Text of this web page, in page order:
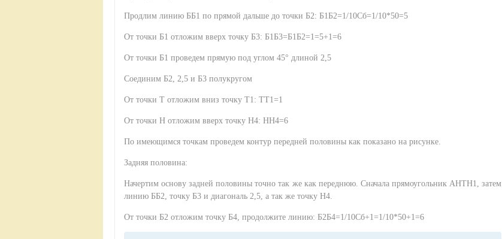
Продлим линию ББ1 по прямой дальше до точки Б2: Б1Б2=1/10Сб=1/10*50=5
От точки Б1 отложим вверх точку Б3: Б1Б3=Б1Б2=1=5+1=6
От точки Б1 проведем прямую под углом 45° длиной 2,5
Соединим Б2, 2,5 и Б3 полукругом
От точки Т отложим вниз точку Т1: ТТ1=1
От точки Н отложим вверх точку Н4: НН4=6
По имеющимся точкам проведем контур передней половины как показано на рисунке.
Задняя половина:
Начертим основу задней половины точно так же как переднюю. Сначала прямоугольник АНТН1, затем
линию ББ2, точку Б3 и диагональ 2,5, а так же точку Н4.
От точки Б2 отложим точку Б4, продолжите линию: Б2Б4=1/10Сб+1=1/10*50+1=6